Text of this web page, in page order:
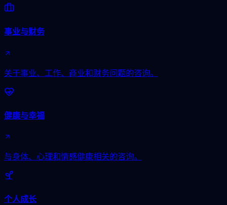
事业与财务
关于事业、工作、商业和财务问题的咨询。
健康与幸福
与身体、心理和情感健康相关的咨询。
个人成长